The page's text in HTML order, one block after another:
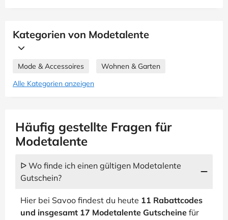
Kategorien von Modetalente
Mode & Accessoires
Wohnen & Garten
Alle Kategorien anzeigen
Häufig gestellte Fragen für
Modetalente
ᐅ Wo finde ich einen gültigen Modetalente
Gutschein?
Hier bei Savoo findest du heute 11 Rabattcodes
und insgesamt 17 Modetalente Gutscheine für